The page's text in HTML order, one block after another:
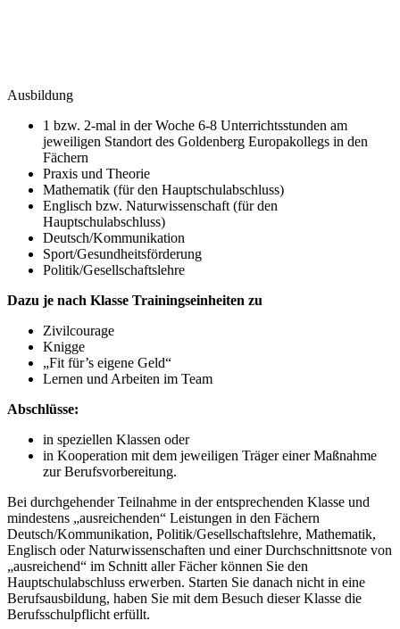
Ausbildung
1 bzw. 2-mal in der Woche 6-8 Unterrichtsstunden am
jeweiligen Standort des Goldenberg Europakollegs in den
Fächern
Praxis und Theorie
Mathematik (für den Hauptschulabschluss)
Englisch bzw. Naturwissenschaft (für den
Hauptschulabschluss)
Deutsch/Kommunikation
Sport/Gesundheitsförderung
Politik/Gesellschaftslehre
Dazu je nach Klasse Trainingseinheiten zu
Zivilcourage
Knigge
„Fit für’s eigene Geld“
Lernen und Arbeiten im Team
Abschlüsse:
in speziellen Klassen oder
in Kooperation mit dem jeweiligen Träger einer Maßnahme
zur Berufsvorbereitung.
Bei durchgehender Teilnahme in der entsprechenden Klasse und
mindestens „ausreichenden“ Leistungen in den Fächern
Deutsch/Kommunikation, Politik/Gesellschaftslehre, Mathematik,
Englisch oder Naturwissenschaften und einer Durchschnittsnote von
„ausreichend“ im Schnitt aller Fächer können Sie den
Hauptschulabschluss erwerben. Starten Sie danach nicht in eine
Berufsausbildung, haben Sie mit dem Besuch dieser Klasse die
Berufsschulpflicht erfüllt.